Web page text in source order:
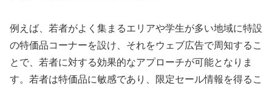
例えば、若者がよく集まるエリアや学生が多い地域に特設
の特価品コーナーを設け、それをウェブ広告で周知するこ
とで、若者に対する効果的なアプローチが可能となりま
す。若者は特価品に敏感であり、限定セール情報を得るこ